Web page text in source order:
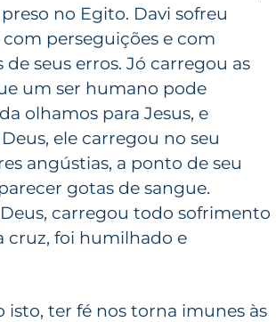
no Egito. Davi sofreu
perseguições e com
seus erros. Jó carregou as
um ser humano pode
olhamos para Jesus, e
ele carregou no seu
angústias, a ponto de seu
gotas de sangue.
carregou todo sofrimento
cruz, foi humilhado e
isto, ter fé nos torna imunes às